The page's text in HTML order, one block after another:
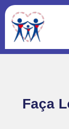
Faça